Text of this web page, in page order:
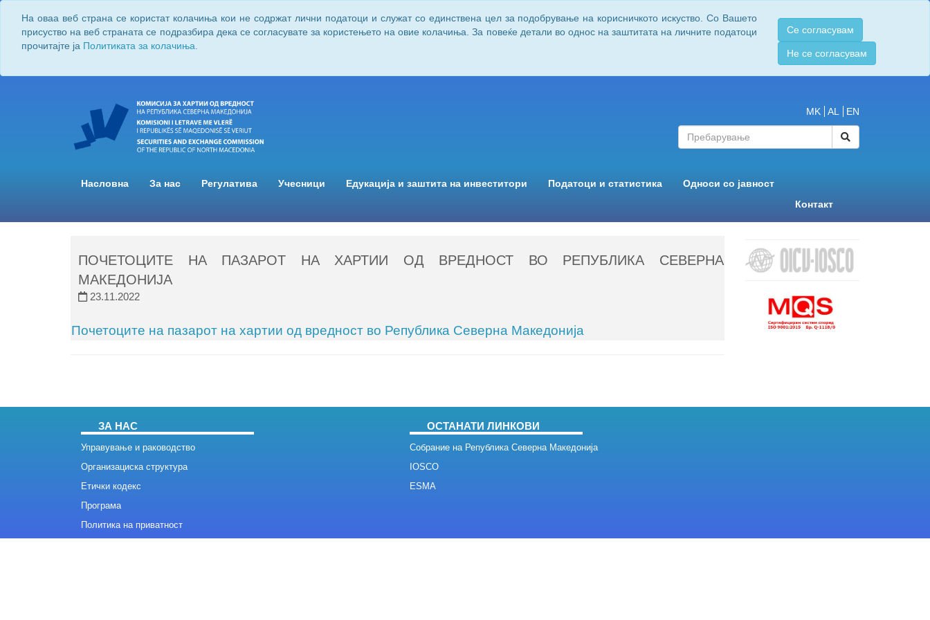
На оваа веб страна се користат колачиња кои не содржат лични податоци и служат со единствена цел за подобрување на корисничкото искуство. Со Вашето
присуство на веб страната се подразбира дека се согласувате за користењето на овие колачиња. За повеќе детали во однос на заштитата на личните податоци
прочитајте ја Политиката за колачиња.
Се согласувам
Не се согласувам
MK AL EN
Насловна За нас Регулатива Учесници Едукација и заштита на инвеститори Податоци и статистика
Односи со јавност
Контакт
ПОЧЕТОЦИТЕ НА ПАЗАРОТ НА ХАРТИИ ОД ВРЕДНОСТ ВО РЕПУБЛИКА СЕВЕРНА
МАКЕДОНИЈА
23.11.2022
Почетоците на пазарот на хартии од вредност во Република Северна Македонија
ЗА НАС
Управување и раководство
Организациска структура
Етички кодекс
Програма
Политика на приватност
ОСТАНАТИ ЛИНКОВИ
Собрание на Република Северна Македонија
IOSCO
ESMA